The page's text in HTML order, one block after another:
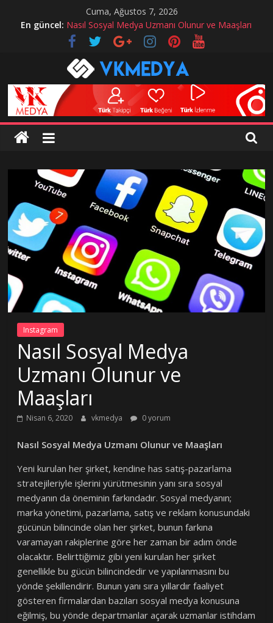
Cuma, Ağustos 7, 2026
En güncel: Nasıl Sosyal Medya Uzmanı Olunur ve Maaşları
Instagram hesabım çalındı ne yapmalıyım?
instagram mavi tik alma
Twitch Hizmetlerimiz
Sosyal Medyada Reklam Nasıl Yapılır?
VKMedya
Blog
takipçi
instagram
beğeni
hilesi
Instagram
Nasıl Sosyal Medya
Uzmanı Olunur ve
Maaşları
Nisan 6, 2020 vkmedya 0 yorum
Nasıl Sosyal Medya Uzmanı Olunur ve Maaşları
Yeni kurulan her şirket, kendine has satış-pazarlama
stratejileriyle işlerini yürütmesinin yanı sıra sosyal
medyanın da öneminin farkındadır. Sosyal medyanın;
marka yönetimi, pazarlama, satış ve reklam konusundaki
gücünün bilincinde olan her şirket, bunun farkına
varamayan rakiplerine göre her zaman bir adım önde
olacaktır. Belirttiğimiz gibi yeni kurulan her şirket
genellikle bu gücün bilincindedir ve yapılanmasını bu
yönde şekillendirir. Bunun yanı sıra yıllardır faaliyet
gösteren firmalardan bazıları sosyal medya konusuna
eğilmiş, bu yönde departmanlar açarak uzmanlar istihdam